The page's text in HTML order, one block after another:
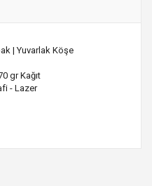
| Yuvarlak Köşe
gr Kağıt
- Lazer